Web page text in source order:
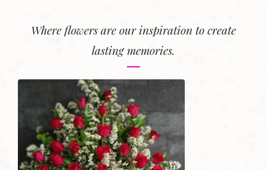
Where flowers are our inspiration to create
lasting memories.